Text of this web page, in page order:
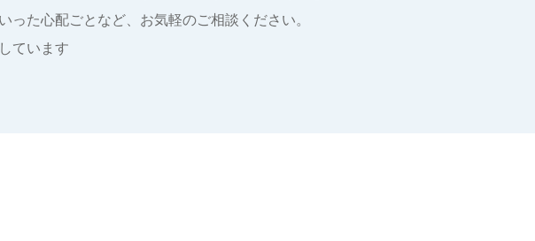
た心配ごとなど、お気軽のご相談ください。
ています